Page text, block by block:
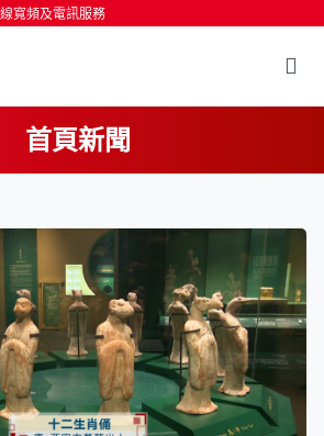
寬頻及電訊服務
首頁新聞
按輸入鍵開始搜尋